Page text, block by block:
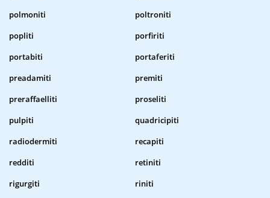
polmoniti
poltroniti
popliti
porfiriti
portabiti
portaferiti
preadamiti
premiti
preraffaelliti
proseliti
pulpiti
quadricipiti
radiodermiti
recapiti
redditi
retiniti
rigurgiti
riniti